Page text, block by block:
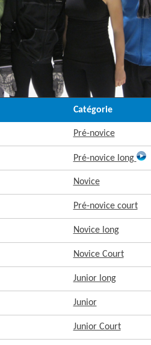
Catégorie
Pré-novice
Pré-novice long
Novice
Pré-novice court
Novice long
Novice Court
Junior long
Junior
Junior Court